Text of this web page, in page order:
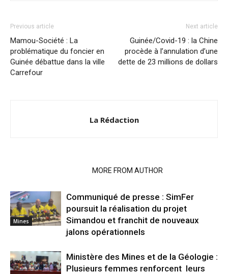
Previous article
Mamou-Société : La
problématique du foncier en
Guinée débattue dans la ville
Carrefour
Next article
Guinée/Covid-19 : la Chine
procède à l’annulation d’une
dette de 23 millions de dollars
La Rédaction
MORE FROM AUTHOR
Mines
Communiqué de presse : SimFer
poursuit la réalisation du projet
Simandou et franchit de nouveaux
jalons opérationnels
Ministère des Mines et de la Géologie :
Plusieurs femmes renforcent leurs